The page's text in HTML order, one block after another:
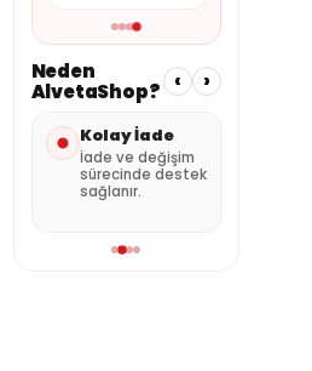
Neden
AlvetaShop?
‹ ›
Özenli
Paketleme
Ürünler güvenli
şekilde hazırlanır.